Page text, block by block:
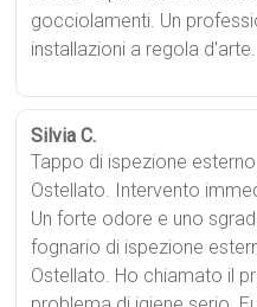
gocciolamenti. Un
installazioni a regola d'arte.
Silvia C.
Tappo di ispezione
Ostellato. Intervento
Un forte odore e uno
fognario di ispezione
Ostellato. Ho chiamato il